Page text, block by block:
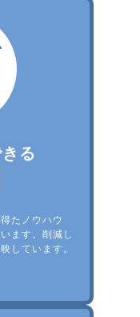
る
たノウハウ
ます。削減し
しています。